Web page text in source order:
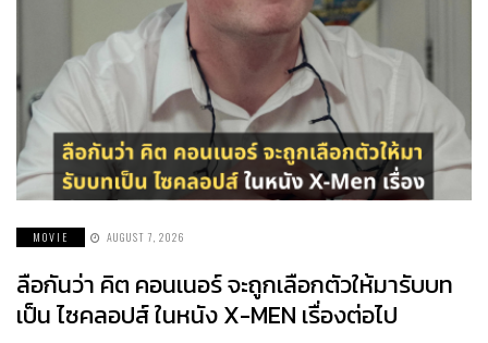
MOVIE AUGUST 7, 2026
ลือกันว่า คิต คอนเนอร์ จะถูกเลือกตัวให้มารับบท
เป็น ไซคลอปส์ ในหนัง X-MEN เรื่องต่อไป